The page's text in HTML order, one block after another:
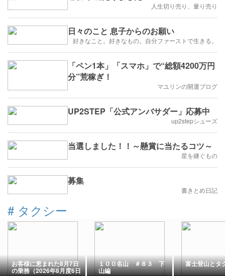
人生切り売り、量り売り
日々のこと 息子からのお願い
好きなこと。好きなもの。自分ファーストで生きる。
「ペン1本」「スマホ」で“総額4200万円
分”荒稼ぎ！
マユリンの開運ブログ
UP2STEP「公式アンバサダー」応募中
up2stepシューズ
当選しました！！～懸賞に当たるコツ～
星を継ぐもの
募集
書きとめ日記
# タクシー
お客様に恵まれた8月7日
の乗務（2026年8月度6日
１００名山 ＃８３ 下
山編
富士登山とタ